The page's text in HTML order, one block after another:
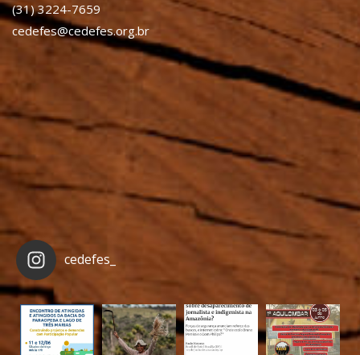
(31) 3224-7659
cedefes@cedefes.org.br
cedefes_